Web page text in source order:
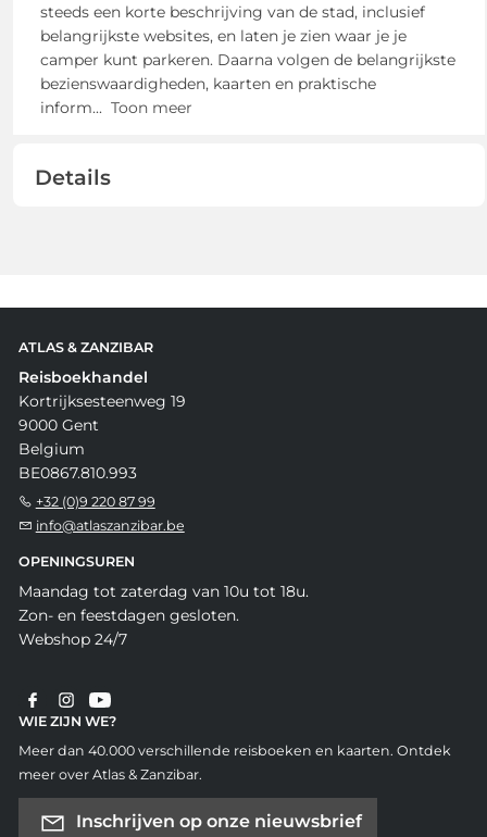
steeds een korte beschrijving van de stad, inclusief
belangrijkste websites, en laten je zien waar je je
camper kunt parkeren. Daarna volgen de belangrijkste
bezienswaardigheden, kaarten en praktische
inform... Toon meer
Details
ATLAS & ZANZIBAR
Reisboekhandel
Kortrijksesteenweg 19
9000 Gent
Belgium
BE0867.810.993
+32 (0)9 220 87 99
info@atlaszanzibar.be
OPENINGSUREN
Maandag tot zaterdag van 10u tot 18u.
Zon- en feestdagen gesloten.
Webshop 24/7
WIE ZIJN WE?
Meer dan 40.000 verschillende reisboeken en kaarten. Ontdek
meer over Atlas & Zanzibar.
Inschrijven op onze nieuwsbrief